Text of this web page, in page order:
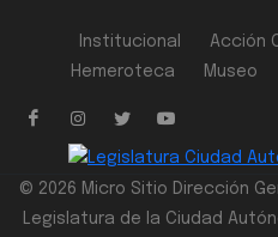
Institucional Acción
Hemeroteca
Museo
© 2026 Micro Sitio Dirección
Legislatura de la Ciudad